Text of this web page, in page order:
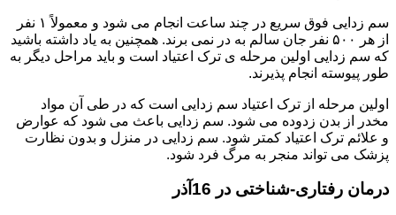
سم زدایی فوق سریع در چند ساعت انجام می شود و معمولاً ۱ نفر
از هر ۵۰۰ نفر جان سالم به در نمی برند. همچنین به یاد داشته باشید
که سم زدایی اولین مرحله ی ترک اعتیاد است و باید مراحل دیگر به
طور پیوسته انجام پذیرند.
اولین مرحله از ترک اعتیاد سم زدایی است که در طی آن مواد
مخدر از بدن زدوده می شود. سم زدایی باعث می شود که عوارض
و علائم ترک اعتیاد کمتر شود. سم زدایی در منزل و بدون نظارت
پزشک می تواند منجر به مرگ فرد شود.
درمان رفتاری-شناختی در 16آذر